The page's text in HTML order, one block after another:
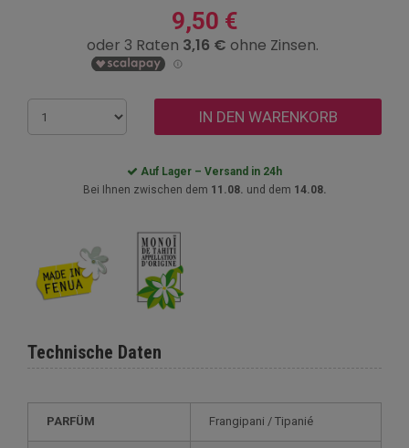
9,50 €
IN DEN WARENKORB
Auf Lager – Versand in 24h
Bei Ihnen zwischen dem 11.08. und dem 14.08.
Technische Daten
PARFÜM Frangipani / Tipanié